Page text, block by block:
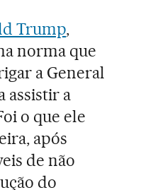
Trump,
norma que
a General
assistir a
o que ele
após
de não
do